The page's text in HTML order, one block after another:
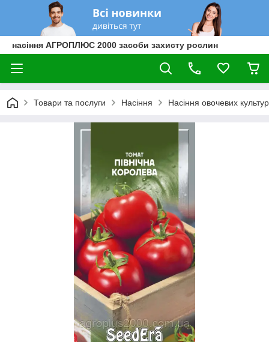
насіння АГРОПЛЮС 2000 засоби захисту рослин
Товари та послуги Насіння Насіння овочевих культур